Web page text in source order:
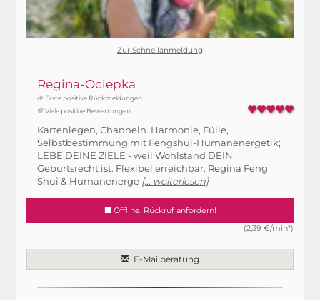
Zur Schnellanmeldung
Regina-Ociepka
🌱 Erste positive Rückmeldungen
💯 Viele positive Bewertungen
Kartenlegen, Channeln. Harmonie, Fülle,
Selbstbestimmung mit Fengshui-Humanenergetik;
LEBE DEINE ZIELE - weil Wohlstand DEIN
Geburtsrecht ist. Flexibel erreichbar. Regina Feng
Shui & Humanenerge [... weiterlesen]
Offline. Rückruf anfordern!
(2,39 €/min*)
E-Mailberatung